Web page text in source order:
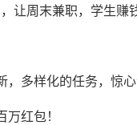
让周末兼职，学生赚
多样化的任务，惊
红包！